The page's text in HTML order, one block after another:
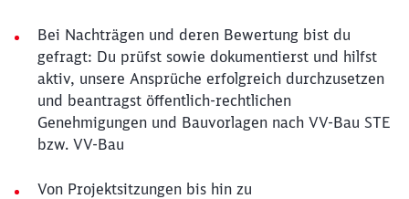
Bei Nachträgen und deren Bewertung bist du
gefragt: Du prüfst sowie dokumentierst und hilfst
aktiv, unsere Ansprüche erfolgreich durchzusetzen
und beantragst öffentlich-rechtlichen
Genehmigungen und Bauvorlagen nach VV-Bau STE
bzw. VV-Bau
Von Projektsitzungen bis hin zu